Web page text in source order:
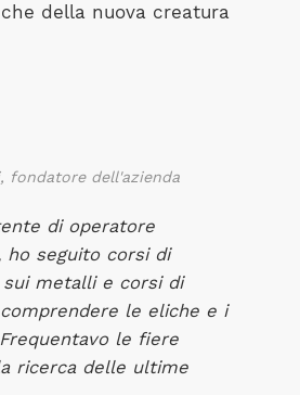
della nuova creatura
fondatore dell'azienda
di operatore
ho seguito corsi di
sui metalli e corsi di
le eliche e i
le fiere
ricerca delle ultime